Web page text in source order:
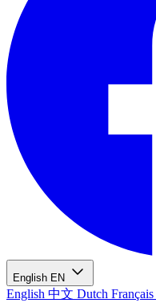
English EN
English 中文 Dutch Français